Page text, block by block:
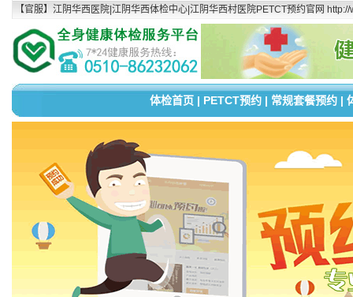
【官服】江阴华西医院|江阴华西体检中心|江阴华西村医院PETCT预约官网
体检首页 | PETCT预约 | 常规套餐预约 |